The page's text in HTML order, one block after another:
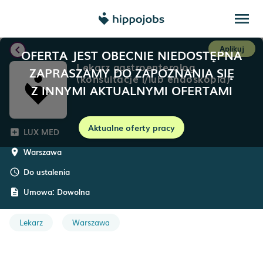
menu
OFERTA JEST OBECNIE NIEDOSTĘPNA
ZAPRASZAMY DO ZAPOZNANIA SIĘ
Z INNYMI AKTUALNYMI OFERTAMI
Aktualne oferty pracy
chevron_left Aplikuj
Lekarz gastroenterolog
(konsultacje i/lub endoskopia)
add_box LUX MED
room Warszawa
schedule Do ustalenia
description Umowa: Dowolna
Lekarz Warszawa